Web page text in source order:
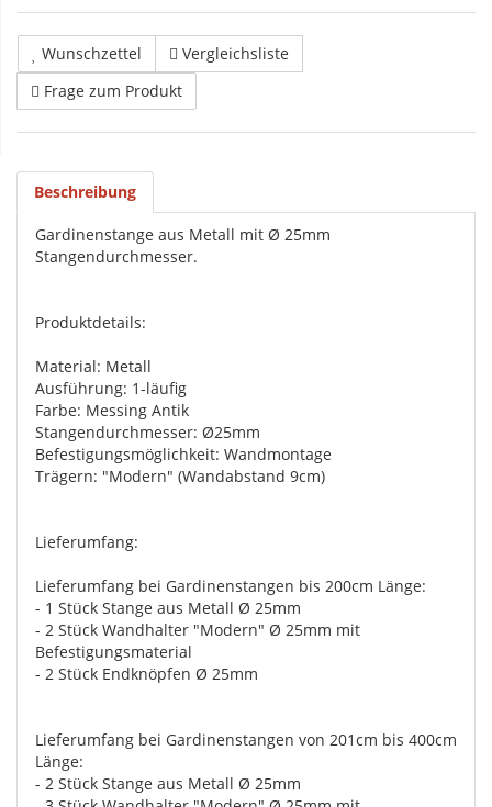
Wunschzettel
Vergleichsliste
Frage zum Produkt
Beschreibung
Gardinenstange aus Metall mit Ø 25mm
Stangendurchmesser.
Produktdetails:
Material: Metall
Ausführung: 1-läufig
Farbe: Messing Antik
Stangendurchmesser: Ø25mm
Befestigungsmöglichkeit: Wandmontage
Trägern: "Modern" (Wandabstand 9cm)
Lieferumfang:
Lieferumfang bei Gardinenstangen bis 200cm Länge:
- 1 Stück Stange aus Metall Ø 25mm
- 2 Stück Wandhalter "Modern" Ø 25mm mit
Befestigungsmaterial
- 2 Stück Endknöpfen Ø 25mm
Lieferumfang bei Gardinenstangen von 201cm bis 400cm
Länge:
- 2 Stück Stange aus Metall Ø 25mm